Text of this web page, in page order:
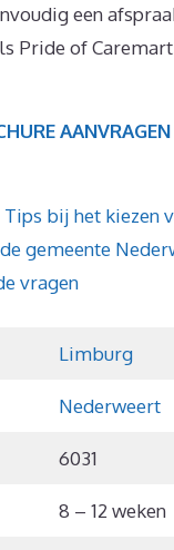
een
Pride of
AANVRAGEN
Tips bij het kiezen
gemeente
vragen
Limburg
Nederweert
6031
8 – 12 weken